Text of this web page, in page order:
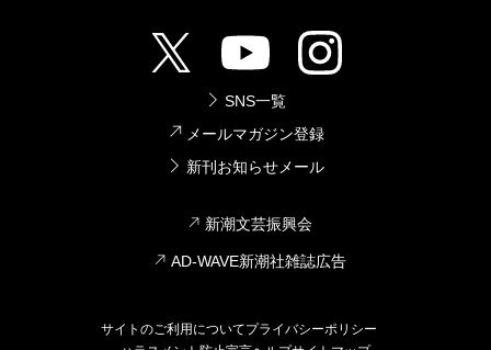
SNS一覧
メールマガジン登録
新刊お知らせメール
新潮文芸振興会
AD-WAVE新潮社雑誌広告
サイトのご利用についてプライバシーポリシー